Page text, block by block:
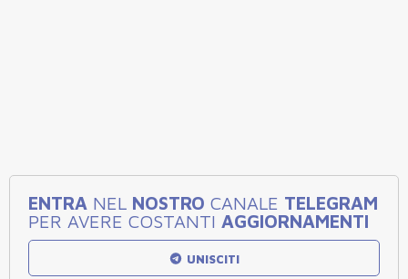
ENTRA NEL NOSTRO CANALE TELEGRAM
PER AVERE COSTANTI AGGIORNAMENTI
UNISCITI